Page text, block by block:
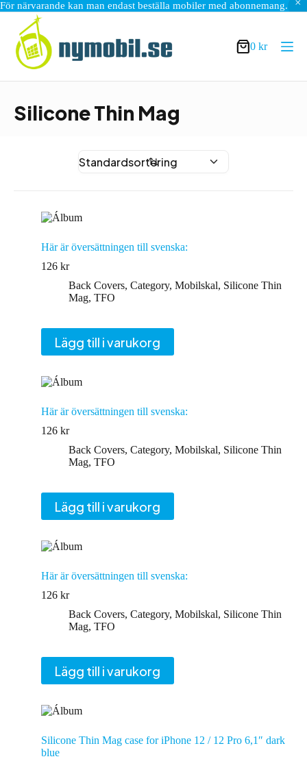
För närvarande kan man endast beställa mobiler med abonnemang.
innehåll
Varukorg
0 kr
Silicone Thin Mag
Här är översättningen till svenska:
126 kr
Back Covers, Category, Mobilskal, Silicone Thin
Mag, TFO
Lägg till i varukorg
Här är översättningen till svenska:
126 kr
Back Covers, Category, Mobilskal, Silicone Thin
Mag, TFO
Lägg till i varukorg
Här är översättningen till svenska:
126 kr
Back Covers, Category, Mobilskal, Silicone Thin
Mag, TFO
Lägg till i varukorg
Silicone Thin Mag case for iPhone 12 / 12 Pro 6,1″ dark
blue